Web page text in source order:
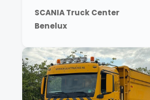
SCANIA Truck Center
Benelux